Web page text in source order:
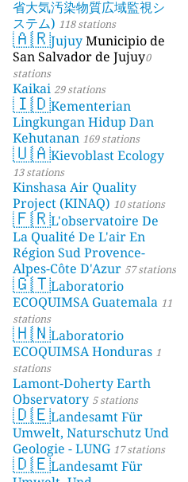
省大気汚染物質広域監視シ
ステム) 118 stations
🇦🇷JujuyMunicipio de
San Salvador de Jujuy0
stations
Kaikai 29 stations
🇮🇩Kementerian
Lingkungan Hidup Dan
Kehutanan 169 stations
🇺🇦Kievoblast Ecology
13 stations
Kinshasa Air Quality
Project (KINAQ) 10 stations
🇫🇷L'observatoire De
La Qualité De L'air En
Région Sud Provence-
Alpes-Côte D'Azur 57 stations
🇬🇹Laboratorio
ECOQUIMSA Guatemala 11
stations
🇭🇳Laboratorio
ECOQUIMSA Honduras 1
stations
Lamont-Doherty Earth
Observatory 5 stations
🇩🇪Landesamt Für
Umwelt, Naturschutz Und
Geologie - LUNG 17 stations
🇩🇪Landesamt Für